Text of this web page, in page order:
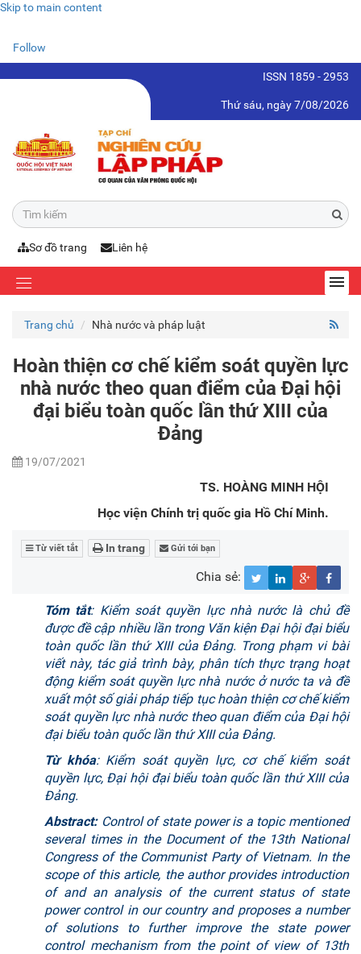
Skip to main content
Follow
ISSN 1859 - 2953
Thứ sáu, ngày 7/08/2026
Sơ đồ trang Liên hệ
Trang chủ Nhà nước và pháp luật
Hoàn thiện cơ chế kiểm soát quyền lực
nhà nước theo quan điểm của Đại hội
đại biểu toàn quốc lần thứ XIII của
Đảng
19/07/2021
TS. HOÀNG MINH HỘI
Học viện Chính trị quốc gia Hồ Chí Minh.
Từ viết tắt In trang Gửi tới bạn
Chia sẻ:
Tóm tắt: Kiểm soát quyền lực nhà nước là chủ đề
được đề cập nhiều lần trong Văn kiện Đại hội đại biểu
toàn quốc lần thứ XIII của Đảng. Trong phạm vi bài
viết này, tác giả trình bày, phân tích thực trạng hoạt
động kiểm soát quyền lực nhà nước ở nước ta và đề
xuất một số giải pháp tiếp tục hoàn thiện cơ chế kiểm
soát quyền lực nhà nước theo quan điểm của Đại hội
đại biểu toàn quốc lần thứ XIII của Đảng.
Từ khóa: Kiểm soát quyền lực, cơ chế kiểm soát
quyền lực, Đại hội đại biểu toàn quốc lần thứ XIII của
Đảng.
Abstract: Control of state power is a topic mentioned
several times in the Document of the 13th National
Congress of the Communist Party of Vietnam. In the
scope of this article, the author provides introduction
of and an analysis of the current status of state
power control in our country and proposes a number
of solutions to further improve the state power
control mechanism from the point of view of 13th